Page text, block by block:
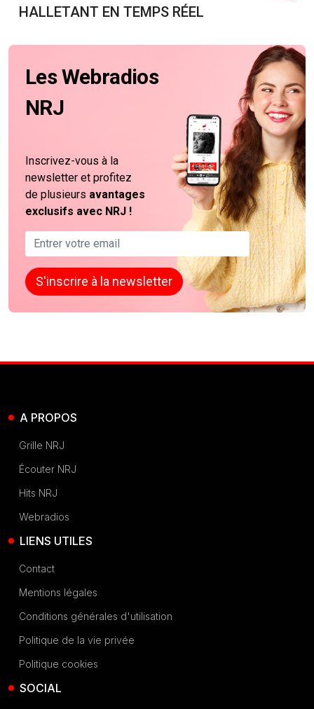
HALLETANT EN TEMPS RÉEL
Les Webradios
NRJ
Inscrivez-vous à la
newsletter et profitez
de plusieurs avantages
exclusifs avec NRJ !
Formulaire
A PROPOS
Grille NRJ
Écouter NRJ
Hits NRJ
Webradios
LIENS UTILES
Contact
Mentions légales
Conditions générales d'utilisation
Politique de la vie privée
Politique cookies
SOCIAL